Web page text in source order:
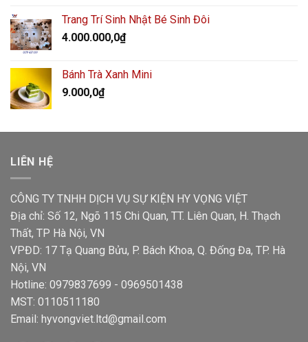
Trang Trí Sinh Nhật Bé Sinh Đôi
4.000.000,0₫
Bánh Trà Xanh Mini
9.000,0₫
LIÊN HỆ
CÔNG TY TNHH DỊCH VỤ SỰ KIỆN HY VỌNG VIỆT
Địa chỉ: Số 12, Ngõ 115 Chi Quan, TT. Liên Quan, H. Thạch
Thất, TP Hà Nội, VN
VPĐD: 17 Tạ Quang Bửu, P. Bách Khoa, Q. Đống Đa, TP. Hà
Nội, VN
Hotline: 0979837699 - 0969501438
MST: 0110511180
Email: hyvongviet.ltd@gmail.com